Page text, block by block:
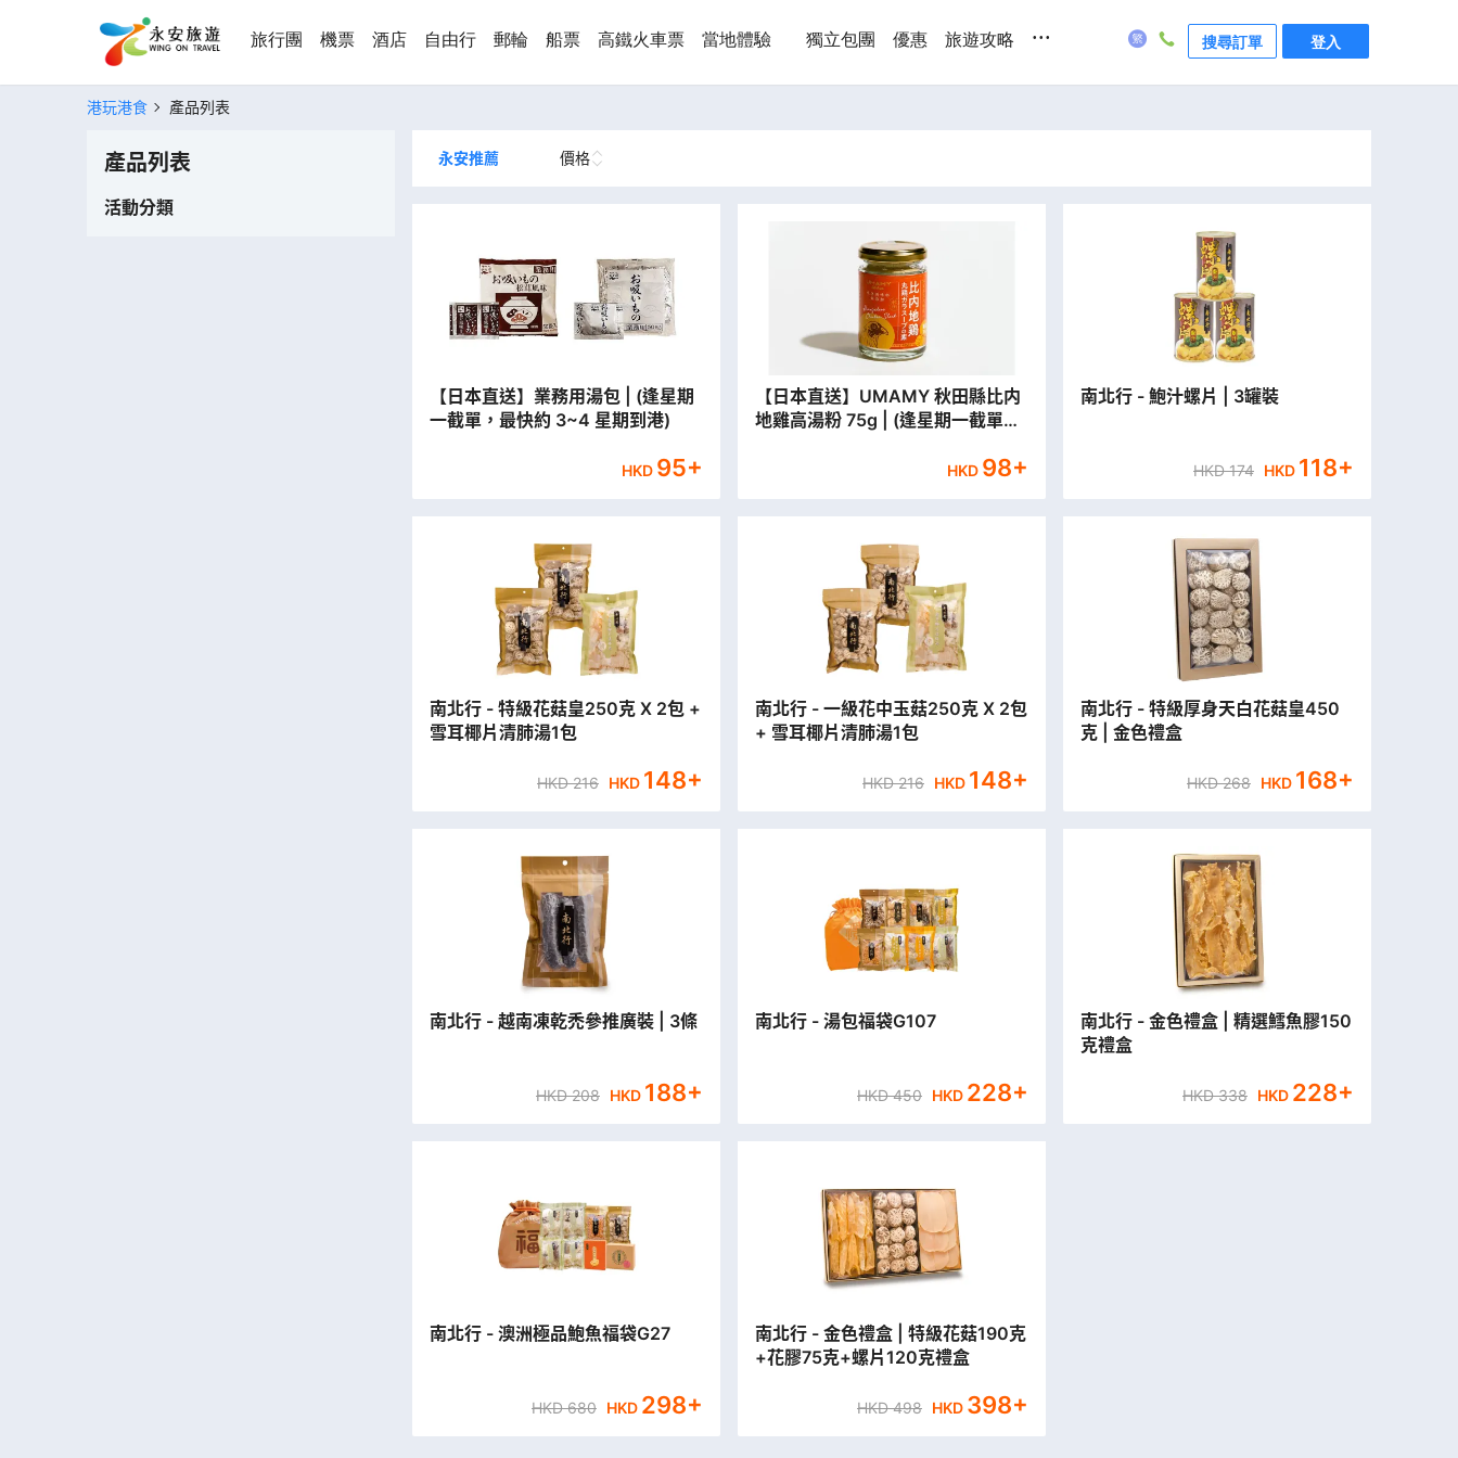
旅行團 機票 酒店 自由行 郵輪 船票 高鐵火車票 當地體驗 獨立包團 優惠 旅遊攻略 ... 搜尋訂單 登入
港玩港食 產品列表
產品列表
活動分類
永安推薦 價格
【日本直送】業務用湯包 | (逢星期
一截單，最快約 3~4 星期到港)
HKD 95+
【日本直送】UMAMY 秋田縣比内
地雞高湯粉 75g | (逢星期一截單，
HKD 98+
南北行 - 鮑汁螺片 | 3罐裝
HKD174 HKD 118+
南北行 - 特級花菇皇250克 X 2包 +
雪耳椰片清肺湯1包
HKD216 HKD 148+
南北行 - 一級花中玉菇250克 X 2包
+ 雪耳椰片清肺湯1包
HKD216 HKD 148+
南北行 - 特級厚身天白花菇皇450
克 | 金色禮盒
HKD268 HKD 168+
南北行 - 越南凍乾禿參推廣裝 | 3條
HKD208 HKD 188+
南北行 - 湯包福袋G107
HKD450 HKD 228+
南北行 - 金色禮盒 | 精選鱈魚膠150
克禮盒
HKD338 HKD 228+
南北行 - 澳洲極品鮑魚福袋G27
HKD680 HKD 298+
南北行 - 金色禮盒 | 特級花菇190克
+花膠75克+螺片120克禮盒
HKD498 HKD 398+